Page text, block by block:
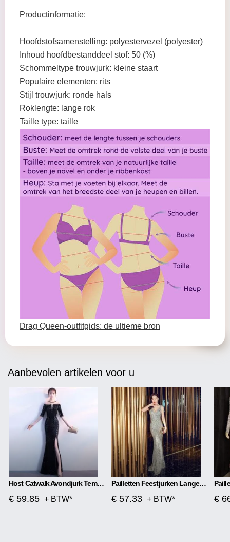
Productinformatie:
Hoofdstofsamenstelling: polyestervezel (polyester)
Inhoud hoofdbestanddeel stof: 50 (%)
Schommeltype trouwjurk: kleine staart
Populaire elementen: rits
Stijl trouwjurk: ronde hals
Roklengte: lange rok
Taille type: taille
Drag Queen-outfitgids: de ultieme bron
Aanbevolen artikelen voor u
Host Catwalk Avondjurk Temperament Elegante Ruit
€ 59.85 + BTW*
Pailletten Feestjurken Lange Sectie
€ 57.33 + BTW* €